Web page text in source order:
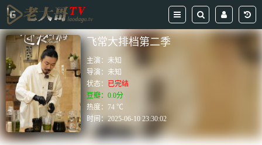
飞常大排档第二季
主演： 未知
导演：未知
状态： 已完结
豆瓣：0.0分
热度：74 ℃
时间：2025-06-10 23:30:02